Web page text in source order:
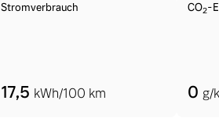
Stromverbrauch
17,5 kWh/100 km
CO2-
0 g/